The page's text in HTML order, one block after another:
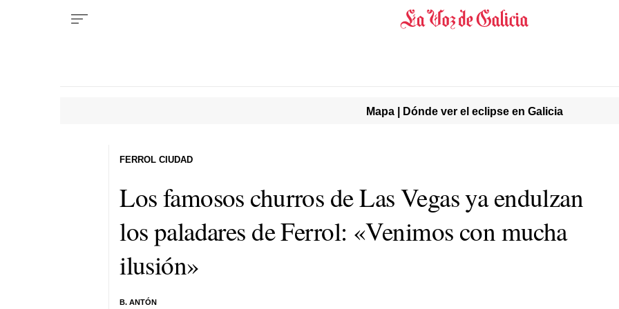
Mapa | Dónde ver el eclipse en Galicia
Los famosos churros de Las Vegas ya endulzan
los paladares de Ferrol: «Venimos con mucha
ilusión»
B. ANTÓN
FERROL CIUDAD